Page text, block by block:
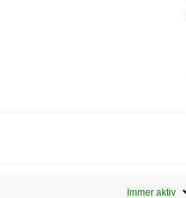
Immer aktiv